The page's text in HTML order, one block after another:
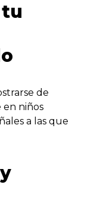
de
en niños
a las que